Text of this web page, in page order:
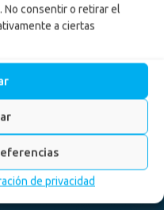
consentir o retirar el
a ciertas
de privacidad